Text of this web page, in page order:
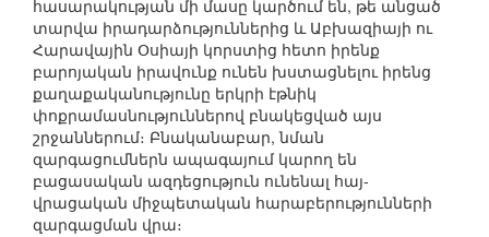
հասարակության մի մասը կարծում են, թե անցած
տարվա իրադարձություններից և Աբխազիայի ու
Հարավային Օսիայի կորստից հետո իրենք
բարոյական իրավունք ունեն խստացնելու իրենց
քաղաքականությունը երկրի էթնիկ
փոքրամասնություններով բնակեցված այս
շրջաններում։ Բնականաբար, նման
զարգացումներն ապագայում կարող են
բացասական ազդեցություն ունենալ հայ-
վրացական միջպետական հարաբերությունների
զարգացման վրա։